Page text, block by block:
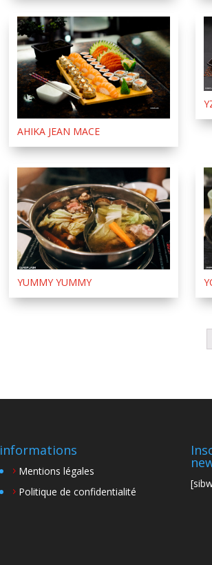
AHIKA JEAN MACE
YUMMY YUMMY
informations
Mentions légales
Politique de confidentialité